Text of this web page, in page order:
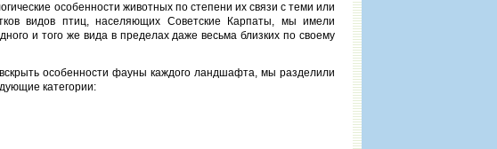
особенности животных по степени их связи с теми или
видов птиц, населяющих Советские Карпаты, мы имели
и того же вида в пределах даже весьма близких по своему
особенности фауны каждого ландшафта, мы разделили
категории: